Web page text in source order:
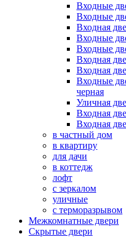
Входные
Входные
Входная
Входные
Входные
Входная
Входная
Входные
черная
Уличная
Входная
Входная
в частный дом
в квартиру
для дачи
в коттедж
лофт
с зеркалом
уличные
с терморазрывом
Межкомнатные двери
Скрытые двери